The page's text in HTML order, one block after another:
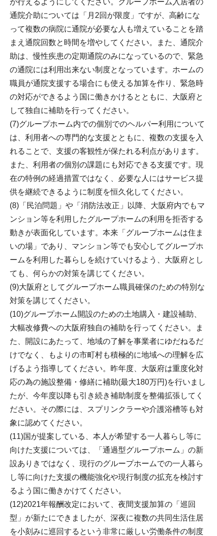
が行えるようにしてください。グループホーム入居者の
通院介助については「月2回が限度」ですが、高齢にな
って複数の病院に通院が必要な人も増えていることを踏
まえ通院回数と時間を増やしてください。また、通院介
助は、慢性疾患の定期通院のみになっているので、緊急
の通院には利用出来ない制度となっています。ホームの
職員が通院支援する場合にも使える加算を作り、緊急時
の対応ができるよう国に働きかけるとともに、大阪府と
して独自に補助を行ってください。
(7)グループホーム内での個別でのヘルパー利用について
は、利用者への専門的な支援とともに、複数の支援を入
れることで、支援の客観性が保たれる利点があります。
また、利用者の個別の課題にも対応できる支援です。現
在の特例の経過措置ではなく、必要な人にはサービス提
供を継続できるように制度を恒久化してください。
(8)「民泊問題」や「消防法改正」以降、大阪府内でもマ
ンション等を利用したグループホームの利用を拒否する
動きが表面化しています。本来「グループホームは住ま
いの場」であり、マンション等でも安心してグループホ
ームを利用した暮らしを続けていけるよう、大阪府とし
ても、何らかの対策を講じてください。
(9)大阪府としてグループホーム職員確保のための特別な
対策を講じてください。
(10)グループホーム開設のための土地購入・建設補助、
大幅改修費への大阪府独自の補助を行ってください。ま
た、開設にあたって、地域の了解を事業者にゆだねるだ
けでなく、もよりの市町村も積極的に地域への理解を広
げるよう指導してください。昨年度、大阪府は重度化対
応の為の施設整備・修繕に補助(最大180万円)を行いまし
たが、今年度以降も引き続き補助制度を整備拡張してく
ださい。その際には、スプリンクラーや介護浴槽等も対
象に認めてください。
(11)国が提案している、本人が希望する一人暮らし等に
向けた支援については、「通過型グループホーム」の新
設ありきではなく、現行のグループホームでの一人暮ら
し等に向けた支援の機能強化や現行制度の拡充を検討す
るよう国に働きかけてください。
(12)2021年報酬改定において、夜間支援加算の「巡回
型」が新たにできましたが、深夜に複数の共同生活住居
を小刻みに巡回するという非常に厳しい労働条件の制度